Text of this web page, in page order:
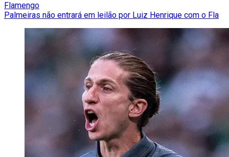
Flamengo
Palmeiras não entrará em leilão por Luiz Henrique com o Fla